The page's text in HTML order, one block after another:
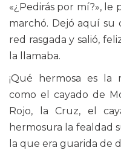
«¿Pedirás por mí?», le
marchó. Dejó aquí
red rasgada y salió,
la llamaba.
¡Qué hermosa es
como el cayado de
Rojo, la Cruz, el
hermosura la fealdad
la que era guarida de